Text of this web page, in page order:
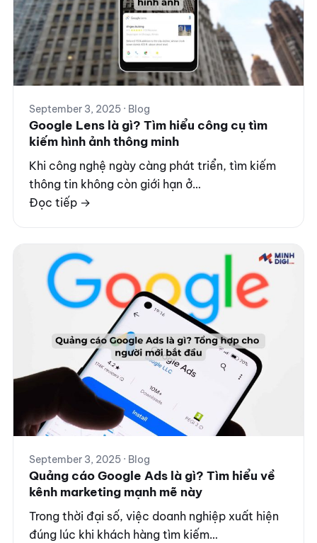
September 3, 2025 · Blog
Google Lens là gì? Tìm hiểu công cụ tìm
kiếm hình ảnh thông minh
Khi công nghệ ngày càng phát triển, tìm kiếm
thông tin không còn giới hạn ở…
Đọc tiếp →
September 3, 2025 · Blog
Quảng cáo Google Ads là gì? Tìm hiểu về
kênh marketing mạnh mẽ này
Trong thời đại số, việc doanh nghiệp xuất hiện
đúng lúc khi khách hàng tìm kiếm…